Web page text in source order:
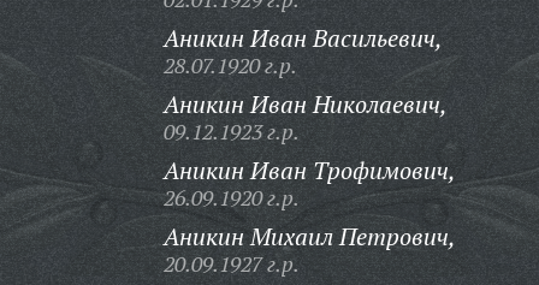
Аникин Иван Васильевич,
28.07.1920 г.р.
Аникин Иван Николаевич,
09.12.1923 г.р.
Аникин Иван Трофимович,
26.09.1920 г.р.
Аникин Михаил Петрович,
20.09.1927 г.р.